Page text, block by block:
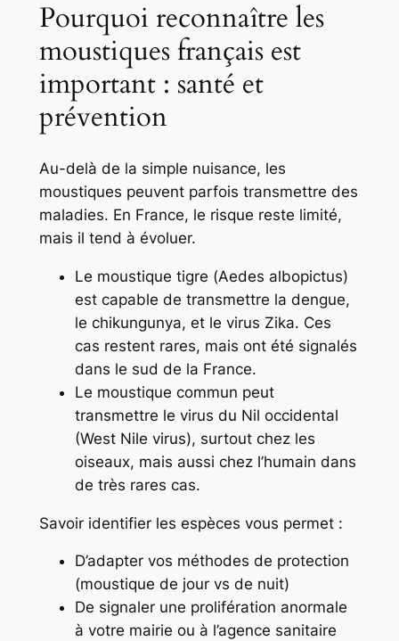
Pourquoi reconnaître les
moustiques français est
important : santé et
prévention
Au-delà de la simple nuisance, les
moustiques peuvent parfois transmettre des
maladies. En France, le risque reste limité,
mais il tend à évoluer.
Le moustique tigre (Aedes albopictus)
est capable de transmettre la dengue,
le chikungunya, et le virus Zika. Ces
cas restent rares, mais ont été signalés
dans le sud de la France.
Le moustique commun peut
transmettre le virus du Nil occidental
(West Nile virus), surtout chez les
oiseaux, mais aussi chez l’humain dans
de très rares cas.
Savoir identifier les espèces vous permet :
D’adapter vos méthodes de protection
(moustique de jour vs de nuit)
De signaler une prolifération anormale
à votre mairie ou à l’agence sanitaire